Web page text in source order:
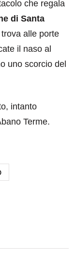
che regala
di Santa
alle porte
il naso al
uno scorcio del
intanto
Terme.